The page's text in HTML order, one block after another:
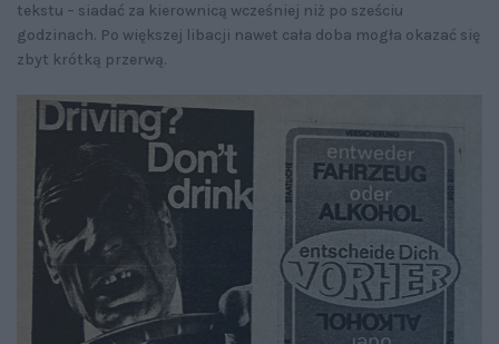
tekstu – siadać za kierownicą wcześniej niż po sześciu
godzinach. Po większej libacji nawet cała doba mogła okazać się
zbyt krótką przerwą.